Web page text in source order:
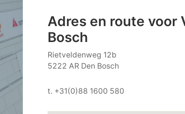
Adres en route voor
Bosch
Rietveldenweg 12b
5222 AR Den Bosch
t. +31(0)88 1600 580